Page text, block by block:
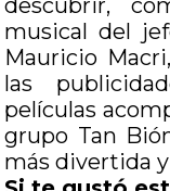
descubrir,
musical del
Mauricio
las
películas
grupo Tan
más divertida